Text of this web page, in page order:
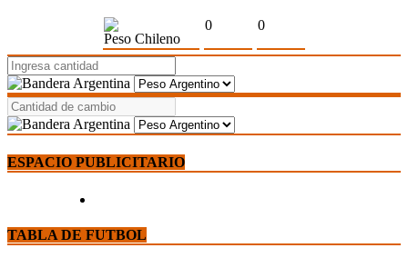
Peso Chileno
0 0
ESPACIO PUBLICITARIO
TABLA DE FUTBOL